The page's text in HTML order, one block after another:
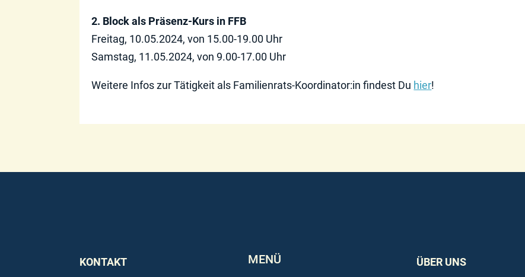
2. Block als Präsenz-Kurs in FFB
Freitag, 10.05.2024, von 15.00-19.00 Uhr
Samstag, 11.05.2024, von 9.00-17.00 Uhr
Weitere Infos zur Tätigkeit als Familienrats-Koordinator:in findest Du hier!
KONTAKT MENÜ ÜBER UNS